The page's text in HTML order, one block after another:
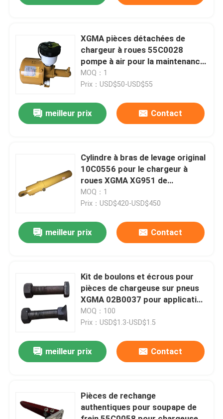
A propos de nous
Visite d'usine
Contact
nouvelles
Demande de soumission
Pièces de rechange Cummins
XGMA pièces détachées de
chargeur à roues 55C0028
pompe à air pour la maintenance
XG955
MOQ：1
Prix：USD$50-USD$55
meilleur prix Contact
Cylindre à bras de levage original
10C0556 pour le chargeur à
roues XGMA XG951 de
remplacement
MOQ：1
Prix：USD$420-USD$450
meilleur prix Contact
Kit de boulons et écrous pour
pièces de chargeuse sur pneus
XGMA 02B0037 pour application
XG932
MOQ：100
Prix：USD$1.3-USD$1.5
meilleur prix Contact
Pièces de rechange
authentiques pour soupape de